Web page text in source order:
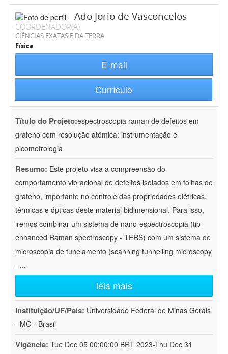
Ado Jorio de Vasconcelos
COORDENADOR(A)
CIÊNCIAS EXATAS E DA TERRA
Física
E-mail
Currículo
Título do Projeto:espectroscopia raman de defeitos em
grafeno com resolução atômica: instrumentação e
picometrologia
Resumo: Este projeto visa a compreensão do
comportamento vibracional de defeitos isolados em folhas de
grafeno, importante no controle das propriedades elétricas,
térmicas e ópticas deste material bidimensional. Para isso,
iremos combinar um sistema de nano-espectroscopia (tip-
enhanced Raman spectroscopy - TERS) com um sistema de
microscopia de tunelamento (scanning tunnelling microscopy
- ...
leia mais
Instituição/UF/País: Universidade Federal de Minas Gerais
- MG - Brasil
Vigência: Tue Dec 05 00:00:00 BRT 2023-Thu Dec 31